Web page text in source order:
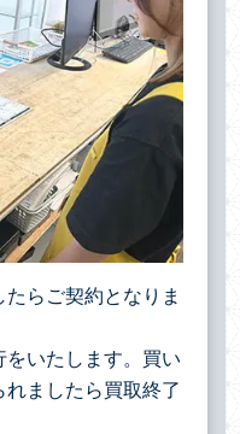
らご契約となりま
をいたします。買い
ましたら買取終了